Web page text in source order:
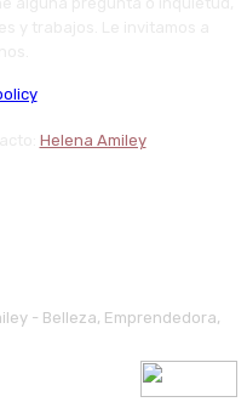
Helena Amiley
- Belleza, Emprendedora,